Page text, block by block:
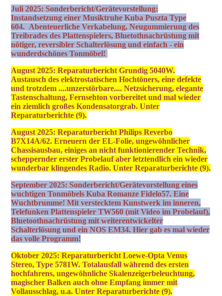
Juli 2025: Sonderbericht/Gerätevorstellung:
Instandsetzung einer Musiktruhe Kuba Puszta Type
604. Abenteuerliche Verkabelung, Neugummierung des
Treibrades des Plattenspielers, Bluetothnachrüstung mit
nötiger, reversibler Schalterlösung und einfach - ein
wunderdschönes Tonmöbel!
August 2025: Reparaturbericht Grundig 5040W.
Austausch des elektrostatischen Hochtöners, eine defekte
und trotzdem ....unzerstörbare.... Netzsicherung, elegante
Tastenschaltung, Fernsehton vorbereitet und mal wieder
ein ziemlich großes Kondensatorgrab. Unter
Reparaturberichte (9).
August 2025: Reparaturbericht Philips Reverbo
B7X14A/62. Erneuern der EL-Folie, ungewöhnlicher
Chassisausbau, einiges an nicht funktionierender Technik,
scheppernder erster Probelauf aber letztendlich ein wieder
wunderbar klingendes Radio. Unter Reparaturberichte (9).
September 2025: Sonderbericht/Gerätevorstellung eines
wuchtigen Tonmöbels Kuba Romanze Fidelo57. Eine
Wuchtbrumme! Mit verstecktem Kunstwerk im inneren,
Telefunken Plattenspieler TW560 (mit Video im Probelauf),
Bluetoothnachrüstung mit weiterentwickelter
Schalterlösung und ein NOS EM34. Hier gab es mal wieder
das volle Programm!
Oktober 2025: Reparaturbericht Loewe-Opta Venus
Stereo, Type 5781W. Totalausfall während des ersten
hochfahrens, ungewöhnliche Skalenzeigerbeleuchtung,
magischer Balken auch ohne Empfang immer mit
Vollausschlag, u.a. Unter Reparaturberichte (9).